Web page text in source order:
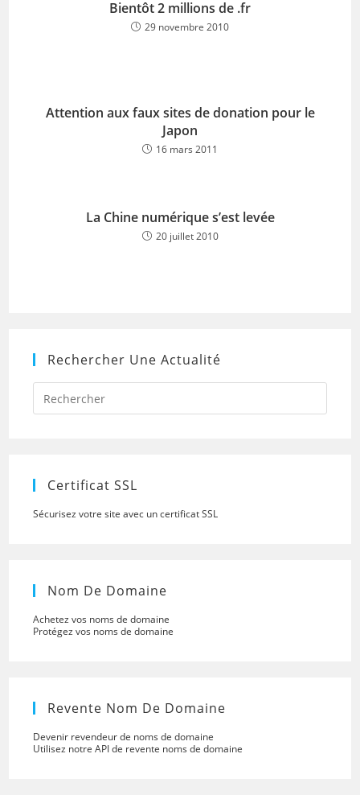
Bientôt 2 millions de .fr
29 novembre 2010
Attention aux faux sites de donation pour le
Japon
16 mars 2011
La Chine numérique s’est levée
20 juillet 2010
Rechercher Une Actualité
Press
to
Certificat SSL
Sécurisez votre site avec un certificat SSL
Nom De Domaine
Achetez vos noms de domaine
Protégez vos noms de domaine
Revente Nom De Domaine
Devenir revendeur de noms de domaine
Utilisez notre API de revente noms de domaine